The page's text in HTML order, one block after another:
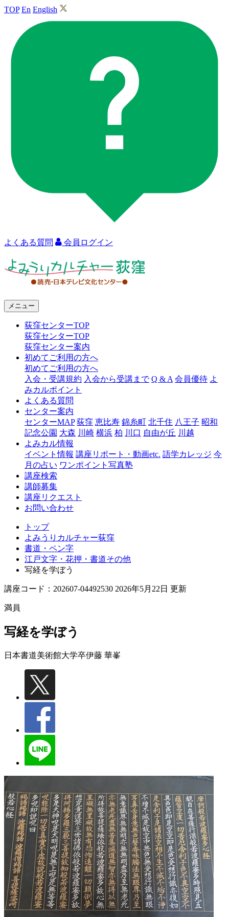
TOP En English
よくある質問 会員ログイン
ャ
窪
メニュー
荻窪センターTOP
荻窪センターTOP
荻窪センター案内
初めてご利用の方へ
初めてご利用の方へ
入会・受講規約 入会から受講まで Q & A 会員優待 よ
みカルポイント
よくある質問
センター案内
センターMAP 荻窪 恵比寿 錦糸町 北千住 八王子 昭和
記念公園 大森 川崎 横浜 柏 川口 自由が丘 川越
よみカル情報
イベント情報 講座リポート・動画etc. 語学カレッジ 今
月の占い ワンポイント写真塾
講座検索
講師募集
講座リクエスト
お問い合わせ
トップ
よみうりカルチャー荻窪
書道・ペン字
江戸文字・花押・書道その他
写経を学ぼう
講座コード：202607-04492530 2026年5月22日 更新
満員
写経を学ぼう
日本書道美術館大学卒伊藤 華峯